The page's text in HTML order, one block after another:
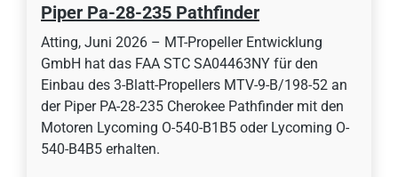
Piper Pa-28-235 Pathfinder
Atting, Juni 2026 – MT-Propeller Entwicklung
GmbH hat das FAA STC SA04463NY für den
Einbau des 3-Blatt-Propellers MTV-9-B/198-52 an
der Piper PA-28-235 Cherokee Pathfinder mit den
Motoren Lycoming O-540-B1B5 oder Lycoming O-
540-B4B5 erhalten.